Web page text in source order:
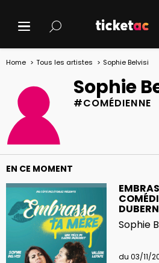
Home Tous les artistes Sophie Belvisi
Sophie
#COMÉDIENNE
EN CE MOMENT
Sophie
du 03/11/